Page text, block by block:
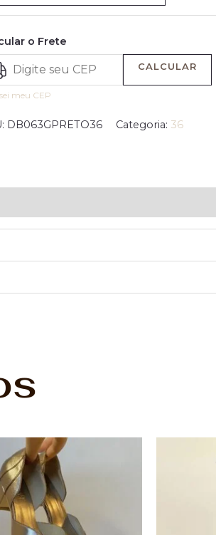
o Frete
CALCULAR
meu CEP
DB063GPRETO36 Categoria: 36